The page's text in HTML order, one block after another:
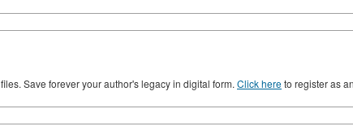
Save forever your author's legacy in digital form. Click hereto register as